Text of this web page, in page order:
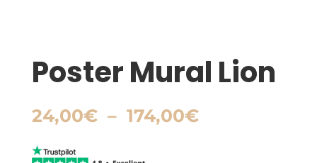
Poster Mural Lion
24,00€ – 174,00€Plage